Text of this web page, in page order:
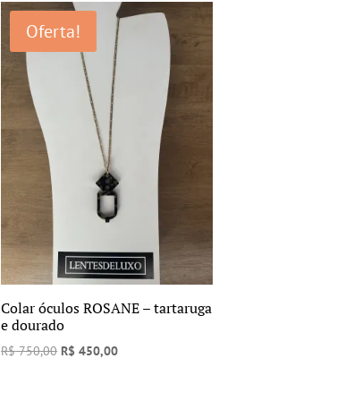
era:
R$ 750,00.
é:
R$ 390,00.
Oferta!
Colar óculos ROSANE – tartaruga
e dourado
R$750,00 O
R$ 450,00O